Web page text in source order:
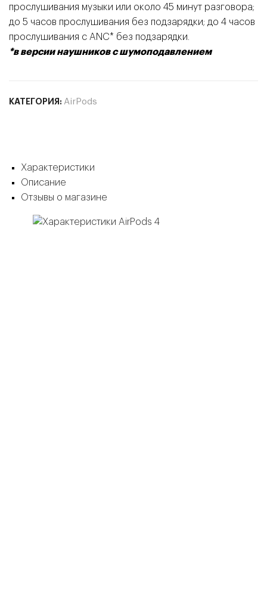
прослушивания музыки или около 45 минут разговора;
до 5 часов прослушивания без подзарядки; до 4 часов
прослушивания с ANC* без подзарядки.
*в версии наушников с шумоподавлением
КАТЕГОРИЯ: AirPods
Характеристики
Описание
Отзывы о магазине